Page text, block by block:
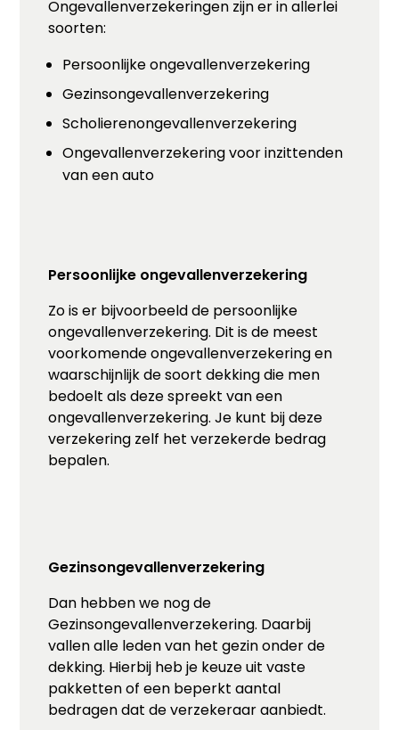
Ongevallenverzekeringen zijn er in allerlei
soorten:
Persoonlijke ongevallenverzekering
Gezinsongevallenverzekering
Scholierenongevallenverzekering
Ongevallenverzekering voor inzittenden
van een auto
Persoonlijke ongevallenverzekering
Zo is er bijvoorbeeld de persoonlijke
ongevallenverzekering. Dit is de meest
voorkomende ongevallenverzekering en
waarschijnlijk de soort dekking die men
bedoelt als deze spreekt van een
ongevallenverzekering. Je kunt bij deze
verzekering zelf het verzekerde bedrag
bepalen.
Gezinsongevallenverzekering
Dan hebben we nog de
Gezinsongevallenverzekering. Daarbij
vallen alle leden van het gezin onder de
dekking. Hierbij heb je keuze uit vaste
pakketten of een beperkt aantal
bedragen dat de verzekeraar aanbiedt.